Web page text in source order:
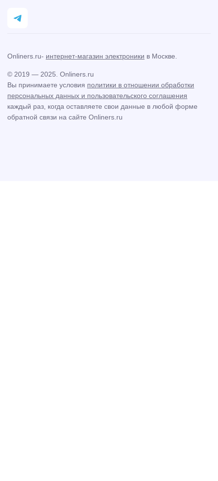
Вы принимаете условия политики в отношении обработки
персональных данных и пользовательского соглашения
каждый раз, когда оставляете свои данные в любой форме
обратной связи на сайте Onliners.ru
© 2019 — 2025. Onliners.ru
Onliners.ru- интернет-магазин электроники в Москве.